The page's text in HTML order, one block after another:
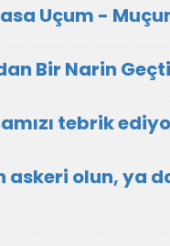
Uçum -
Bir Narin Geçti
tebrik
askeri olun, ya